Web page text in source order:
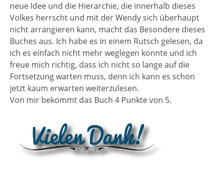
neue Idee und die Hierarchie, die innerhalb dieses
Volkes herrscht und mit der Wendy sich überhaupt
nicht arrangieren kann, macht das Besondere dieses
Buches aus. Ich habe es in einem Rutsch gelesen, da
ich es einfach nicht mehr weglegen konnte und ich
freue mich richtig, dass ich nicht so lange auf die
Fortsetzung warten muss, denn ich kann es schon
jetzt kaum erwarten weiterzulesen.
Von mir bekommt das Buch 4 Punkte von 5.